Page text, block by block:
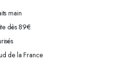
main
dès 89€
de la France